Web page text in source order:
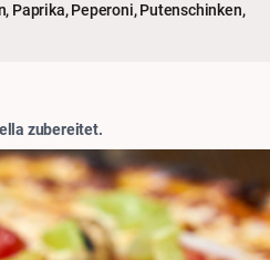
Paprika, Peperoni, Putenschinken,
zubereitet.